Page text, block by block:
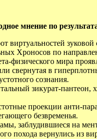
мнение по
виртуальностей
Хроносов по
физического мира
свернутая в
сознания.
зикурат-пантеон,
проекции анти-
безвременья.
заблудившиеся на
похода вернулись из